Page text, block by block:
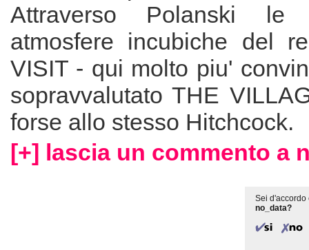
Attraverso Polanski le
atmosfere incubiche del
VISIT - qui molto piu'
sopravvalutato THE
forse allo stesso Hitchcock.
[+] lascia un commento a
Sei d'accordo
no_data?